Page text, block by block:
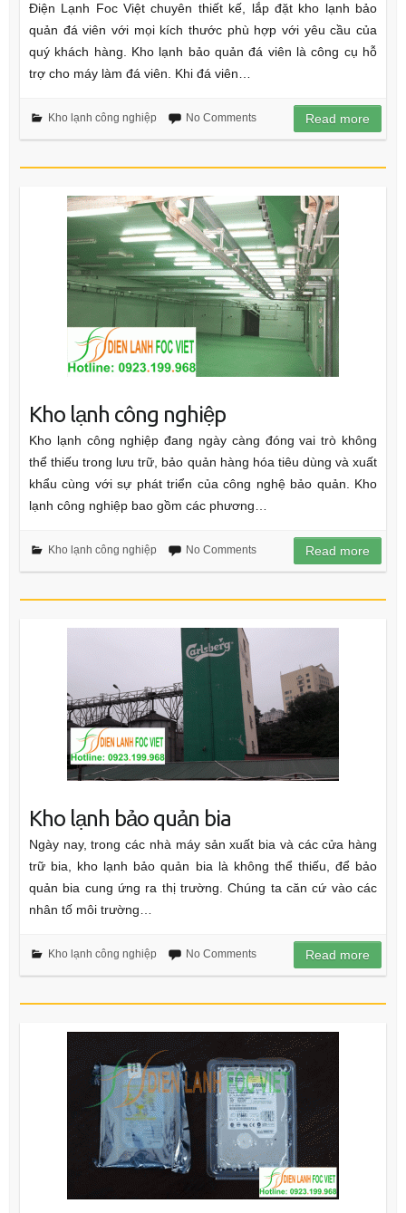
Điện Lạnh Foc Việt chuyên thiết kế, lắp đặt kho lạnh bảo
quản đá viên với mọi kích thước phù hợp với yêu cầu của
quý khách hàng. Kho lạnh bảo quản đá viên là công cụ hỗ
trợ cho máy làm đá viên. Khi đá viên…
Kho lạnh công nghiệp No Comments Read more
Kho lạnh công nghiệp
Kho lạnh công nghiệp đang ngày càng đóng vai trò không
thể thiếu trong lưu trữ, bảo quản hàng hóa tiêu dùng và xuất
khẩu cùng với sự phát triển của công nghệ bảo quản. Kho
lạnh công nghiệp bao gồm các phương…
Kho lạnh công nghiệp No Comments Read more
Kho lạnh bảo quản bia
Ngày nay, trong các nhà máy sản xuất bia và các cửa hàng
trữ bia, kho lạnh bảo quản bia là không thể thiếu, để bảo
quản bia cung ứng ra thị trường. Chúng ta căn cứ vào các
nhân tố môi trường…
Kho lạnh công nghiệp No Comments Read more